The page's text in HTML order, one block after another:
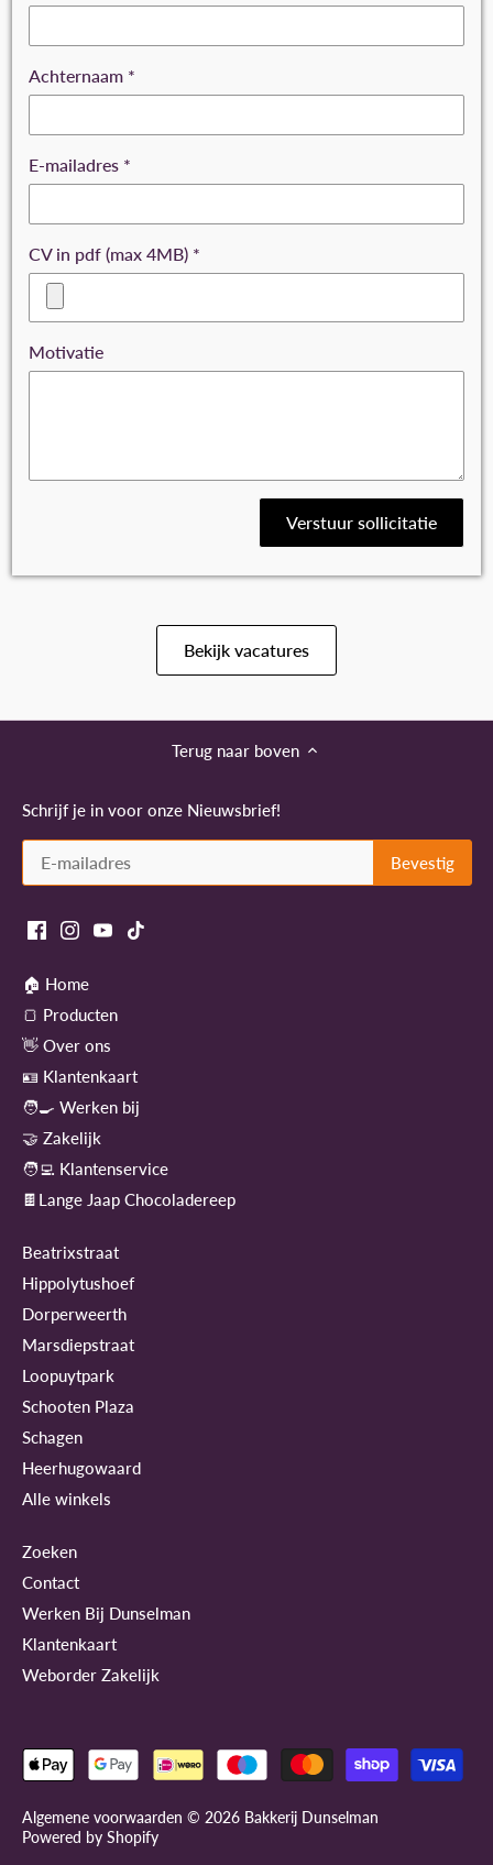
Achternaam *
E-mailadres *
CV in pdf (max 4MB) *
Motivatie
Verstuur sollicitatie
Bekijk vacatures
Terug naar boven
Schrijf je in voor onze Nieuwsbrief!
🏠 Home
🍞 Producten
👋 Over ons
🪪 Klantenkaart
🧑‍🍳 Werken bij
🤝 Zakelijk
🧑‍💻 Klantenservice
🍫Lange Jaap Chocoladereep
Beatrixstraat
Hippolytushoef
Dorperweerth
Marsdiepstraat
Loopuytpark
Schooten Plaza
Schagen
Heerhugowaard
Alle winkels
Zoeken
Contact
Werken Bij Dunselman
Klantenkaart
Weborder Zakelijk
Algemene voorwaarden © 2026 Bakkerij Dunselman
Powered by Shopify